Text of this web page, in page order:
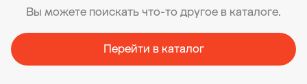
Вы можете поискать что-то другое в каталоге.
Перейти в каталог